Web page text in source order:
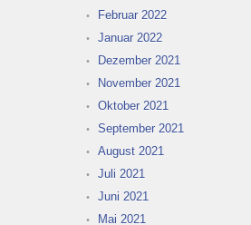
Februar 2022
Januar 2022
Dezember 2021
November 2021
Oktober 2021
September 2021
August 2021
Juli 2021
Juni 2021
Mai 2021